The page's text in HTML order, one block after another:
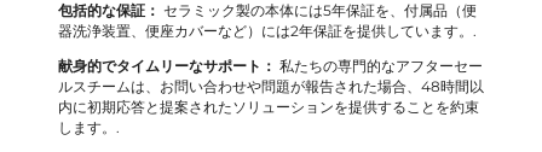
包括的な保証： セラミック製の本体には5年保証を、付属品（便
器洗浄装置、便座カバーなど）には2年保証を提供しています。.
献身的でタイムリーなサポート： 私たちの専門的なアフターセー
ルスチームは、お問い合わせや問題が報告された場合、48時間以
内に初期応答と提案されたソリューションを提供することを約束
します。.